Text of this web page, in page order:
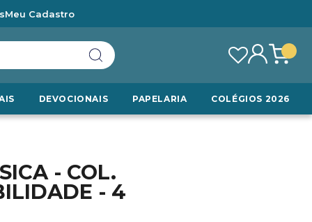
Meu Cadastro
DEVOCIONAIS PAPELARIA COLÉGIOS 2026
- COL.
- 4